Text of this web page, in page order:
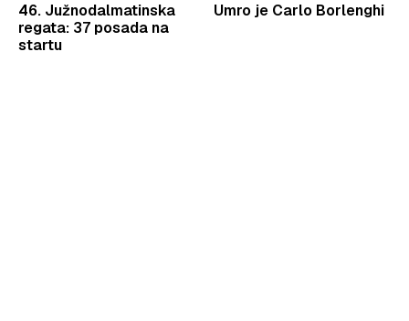
46. Južnodalmatinska
regata: 37 posada na
startu
Umro je Carlo Borlenghi